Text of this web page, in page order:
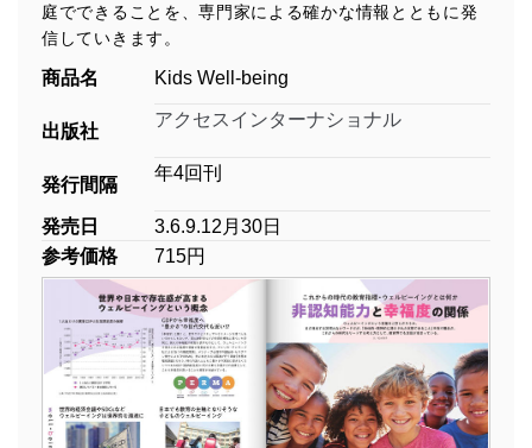
庭でできることを、専門家による確かな情報とともに発
信していきます。
商品名 Kids Well-being
出版社
アクセスインターナショナル
発行間隔
年4回刊
発売日
3.6.9.12月30日
参考価格
715円